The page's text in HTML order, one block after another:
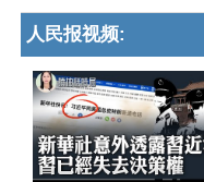
人民报视频: